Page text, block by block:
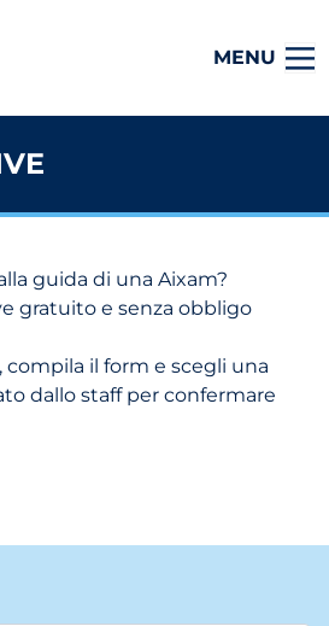
MENU
guida di una Aixam?
gratuito e senza obbligo
compila il form e scegli una
dallo staff per confermare